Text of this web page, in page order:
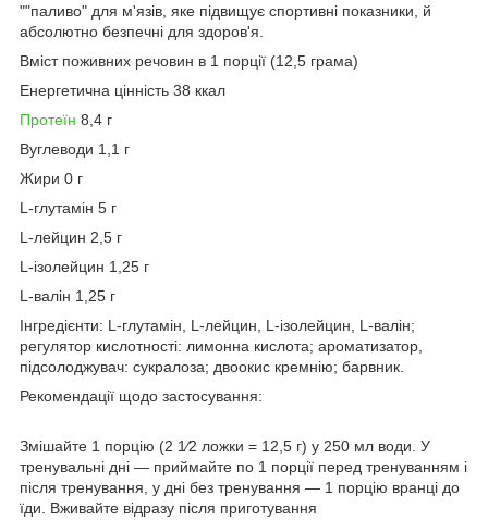
""паливо" для м'язів, яке підвищує спортивні показники, й
абсолютно безпечні для здоров'я.
Вміст поживних речовин в 1 порції (12,5 грама)
Енергетична цінність 38 ккал
Протеїн 8,4 г
Вуглеводи 1,1 г
Жири 0 г
L-глутамін 5 г
L-лейцин 2,5 г
L-ізолейцин 1,25 г
L-валін 1,25 г
Інгредієнти: L-глутамін, L-лейцин, L-ізолейцин, L-валін;
регулятор кислотності: лимонна кислота; ароматизатор,
підсолоджувач: сукралоза; двоокис кремнію; барвник.
Рекомендації щодо застосування:
Змішайте 1 порцію (2 1⁄2 ложки = 12,5 г) у 250 мл води. У
тренувальні дні — приймайте по 1 порції перед тренуванням і
після тренування, у дні без тренування — 1 порцію вранці до
їди. Вживайте відразу після приготування